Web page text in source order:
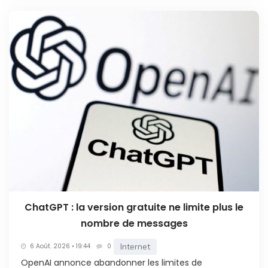
ChatGPT : la version gratuite ne limite plus le
nombre de messages
6 Août. 2026 • 19:44 0 Internet
OpenAI annonce abandonner les limites de